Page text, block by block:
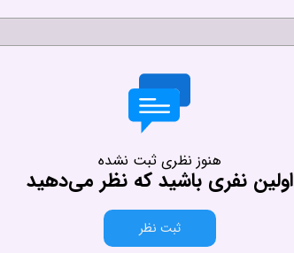
هنوز نظری ثبت نشده
اولین نفری باشید که نظر می‌دهید
ثبت نظر